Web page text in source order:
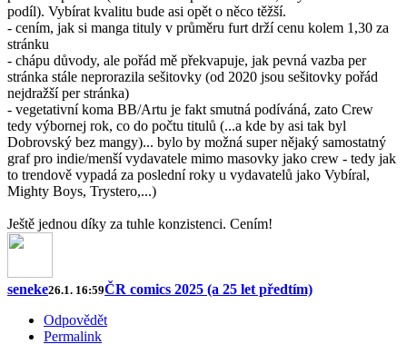
podíl). Vybírat kvalitu bude asi opět o něco těžší.
- cením, jak si manga tituly v průměru furt drží cenu kolem 1,30 za
stránku
- chápu důvody, ale pořád mě překvapuje, jak pevná vazba per
stránka stále neprorazila sešitovky (od 2020 jsou sešitovky pořád
nejdražší per stránka)
- vegetativní koma BB/Artu je fakt smutná podíváná, zato Crew
tedy výbornej rok, co do počtu titulů (...a kde by asi tak byl
Dobrovský bez mangy)... bylo by možná super nějaký samostatný
graf pro indie/menší vydavatele mimo masovky jako crew - tedy jak
to trendově vypadá za poslední roky u vydavatelů jako Vybíral,
Mighty Boys, Trystero,...)
Ještě jednou díky za tuhle konzistenci. Cením!
seneke26.1. 16:59ČR comics 2025 (a 25 let předtím)
Odpovědět
Permalink